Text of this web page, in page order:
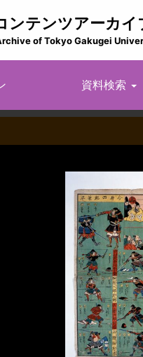
ンテンツアーカイ
of Tokyo Gakugei
資料検索